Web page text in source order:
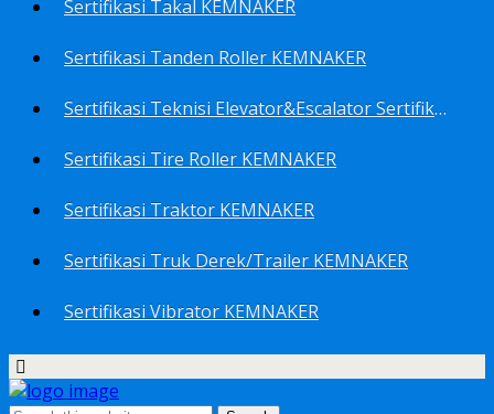
Sertifikasi Takal KEMNAKER
Sertifikasi Tanden Roller KEMNAKER
Sertifikasi Teknisi Elevator&Escalator Sertifikat Kemenaker KEMNAKER
Sertifikasi Tire Roller KEMNAKER
Sertifikasi Traktor KEMNAKER
Sertifikasi Truk Derek/Trailer KEMNAKER
Sertifikasi Vibrator KEMNAKER